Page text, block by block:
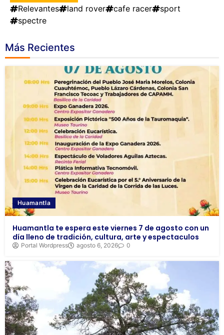
Relevantes
land rover cafe racer
sport
spectre
Más Recientes
Huamantla
Huamantla te espera este viernes 7 de agosto con un
día lleno de tradición, cultura, arte y espectaculos
Portal Wordpress agosto 6, 2026 0